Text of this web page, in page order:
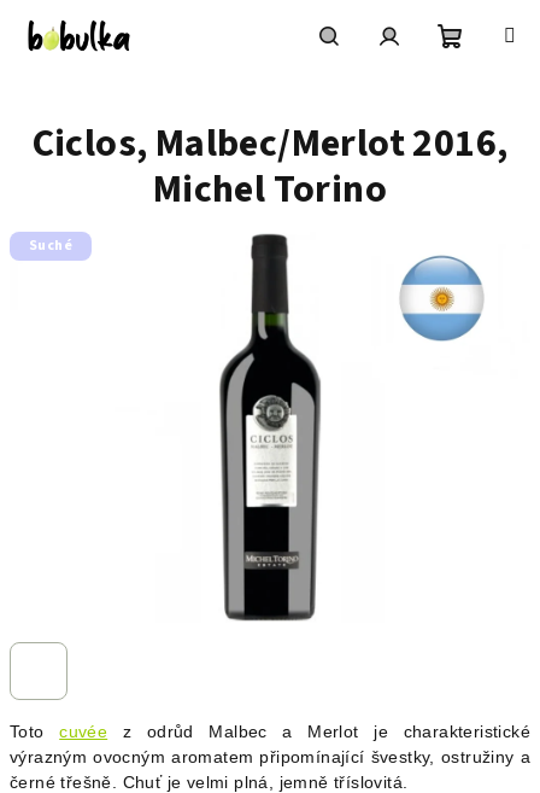
obsah
košík
Totocuvée z odrůd Malbec a Merlot je charakteristické
výrazným ovocným aromatem připomínající švestky, ostružiny a
černé třešně. Chuť je velmi plná, jemně tříslovitá.
Ciclos, Malbec/Merlot 2016,
Michel Torino
Suché